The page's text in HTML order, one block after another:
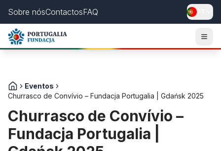
Sobre nósContactosFAQ
Eventos
Churrasco de Convívio – Fundacja Portugalia | Gdańsk 2025
Churrasco de Convívio –
Fundacja Portugalia |